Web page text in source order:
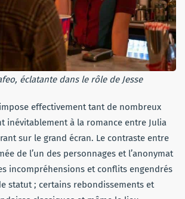
éclatante dans le rôle de Jesse
effectivement tant de nombreux
inévitablement à la romance entre Julia
sur le grand écran. Le contraste entre
de l’un des personnages et l’anonymat
incompréhensions et conflits engendrés
statut ; certains rebondissements et